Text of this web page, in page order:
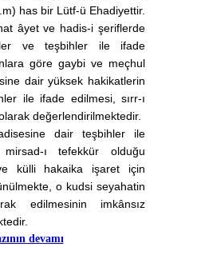
has bir Lütf-ü Ehadiyettir.
âyet ve hadis-i şeriflerde
ve teşbihler ile ifade
göre gaybi ve meçhul
dair yüksek hakikatlerin
ile ifade edilmesi, sırr-ı
değerlendirilmektedir.
dair teşbihler ile
ı tefekkür olduğu
külli hakaika işaret için
o kudsi seyahatin
edilmesinin imkânsız
devamı